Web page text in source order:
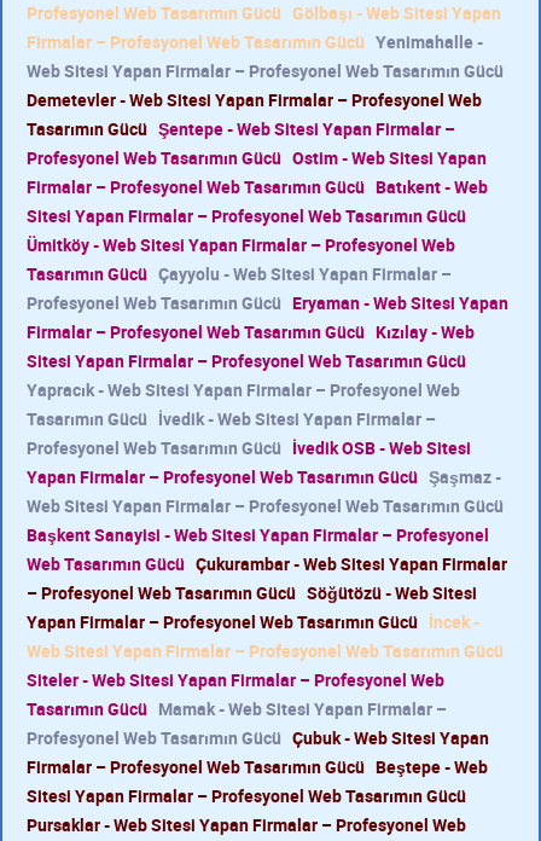
Profesyonel Web Tasarımın Gücü Gölbaşı - Web Sitesi Yapan
Firmalar – Profesyonel Web Tasarımın Gücü Yenimahalle -
Web Sitesi Yapan Firmalar – Profesyonel Web Tasarımın Gücü
Demetevler - Web Sitesi Yapan Firmalar – Profesyonel Web
Tasarımın Gücü Şentepe - Web Sitesi Yapan Firmalar –
Profesyonel Web Tasarımın Gücü Ostim - Web Sitesi Yapan
Firmalar – Profesyonel Web Tasarımın Gücü Batıkent - Web
Sitesi Yapan Firmalar – Profesyonel Web Tasarımın Gücü
Ümitköy - Web Sitesi Yapan Firmalar – Profesyonel Web
Tasarımın Gücü Çayyolu - Web Sitesi Yapan Firmalar –
Profesyonel Web Tasarımın Gücü Eryaman - Web Sitesi Yapan
Firmalar – Profesyonel Web Tasarımın Gücü Kızılay - Web
Sitesi Yapan Firmalar – Profesyonel Web Tasarımın Gücü
Yapracık - Web Sitesi Yapan Firmalar – Profesyonel Web
Tasarımın Gücü İvedik - Web Sitesi Yapan Firmalar –
Profesyonel Web Tasarımın Gücü İvedik OSB - Web Sitesi
Yapan Firmalar – Profesyonel Web Tasarımın Gücü Şaşmaz -
Web Sitesi Yapan Firmalar – Profesyonel Web Tasarımın Gücü
Başkent Sanayisi - Web Sitesi Yapan Firmalar – Profesyonel
Web Tasarımın Gücü Çukurambar - Web Sitesi Yapan Firmalar
– Profesyonel Web Tasarımın Gücü Söğütözü - Web Sitesi
Yapan Firmalar – Profesyonel Web Tasarımın Gücü İncek -
Web Sitesi Yapan Firmalar – Profesyonel Web Tasarımın Gücü
Siteler - Web Sitesi Yapan Firmalar – Profesyonel Web
Tasarımın Gücü Mamak - Web Sitesi Yapan Firmalar –
Profesyonel Web Tasarımın Gücü Çubuk - Web Sitesi Yapan
Firmalar – Profesyonel Web Tasarımın Gücü Beştepe - Web
Sitesi Yapan Firmalar – Profesyonel Web Tasarımın Gücü
Pursaklar - Web Sitesi Yapan Firmalar – Profesyonel Web